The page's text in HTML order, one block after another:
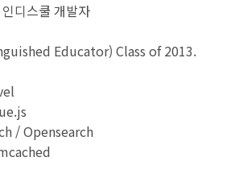
디스쿨 개발자
Educator) Class of 2013.
/ Opensearch